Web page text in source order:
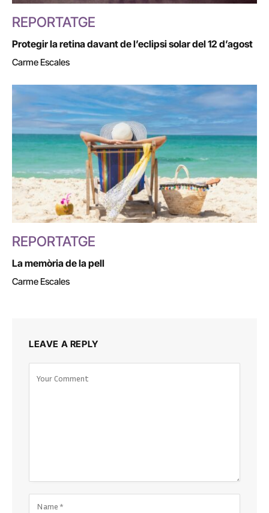
REPORTATGE
Protegir la retina davant de l’eclipsi solar del 12 d’agost
Carme Escales
REPORTATGE
La memòria de la pell
Carme Escales
LEAVE A REPLY